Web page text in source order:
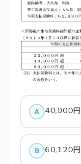
A ４０,０００円
B ６０,１２０円